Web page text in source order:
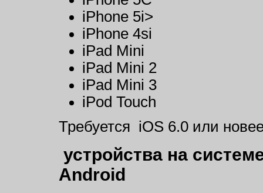
iPhone 5i>
iPhone 4si
iPad Mini
iPad Mini 2
iPad Mini 3
iPod Touch
Требуется iOS 6.0 или
устройства на
Android